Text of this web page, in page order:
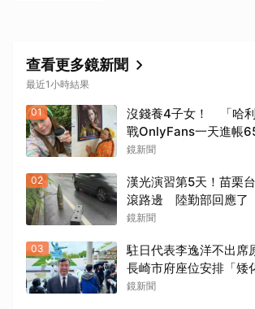
查看更多鏡新聞
最近1小時結果
01
沒錢養4子女！ 「哈
戰OnlyFans一天進帳
鏡新聞
02
漢光演習第5天！苗栗
滾路邊 陸勤部回應了
鏡新聞
03
駐日代表李逸洋不出
長崎市府座位安排「矮
鏡新聞